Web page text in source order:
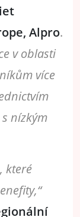
Alpro.
v oblasti
více
nízkým
které